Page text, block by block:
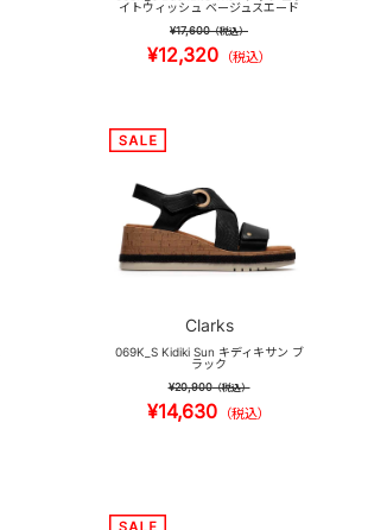
イトウィッシュ ベージュスエード
¥17,600（税込）
¥12,320 （税込）
Clarks
069K_S Kidiki Sun キディキサン ブ
ラック
¥20,900（税込）
¥14,630 （税込）